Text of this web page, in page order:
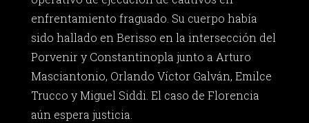
enfrentamiento fraguado. Su cuerpo había
sido hallado en Berisso en la intersección del
Porvenir y Constantinopla junto a Arturo
Masciantonio, Orlando Víctor Galván, Emilce
Trucco y Miguel Siddi. El caso de Florencia
aún espera justicia.